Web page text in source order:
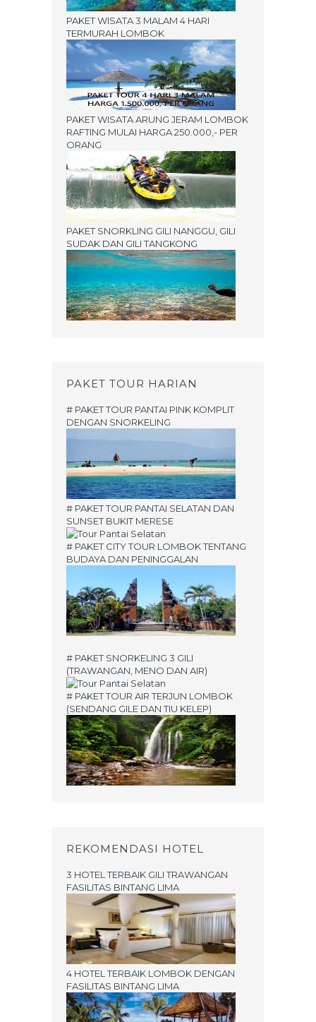
PAKET WISATA 3 MALAM 4 HARI
TERMURAH LOMBOK
PAKET WISATA ARUNG JERAM LOMBOK
RAFTING MULAI HARGA 250.000,- PER
ORANG
PAKET SNORKLING GILI NANGGU, GILI
SUDAK DAN GILI TANGKONG
PAKET TOUR HARIAN
# PAKET TOUR PANTAI PINK KOMPLIT
DENGAN SNORKELING
# PAKET TOUR PANTAI SELATAN DAN
SUNSET BUKIT MERESE
# PAKET CITY TOUR LOMBOK TENTANG
BUDAYA DAN PENINGGALAN
# PAKET SNORKELING 3 GILI
(TRAWANGAN, MENO DAN AIR)
# PAKET TOUR AIR TERJUN LOMBOK
(SENDANG GILE DAN TIU KELEP)
REKOMENDASI HOTEL
3 HOTEL TERBAIK GILI TRAWANGAN
FASILITAS BINTANG LIMA
4 HOTEL TERBAIK LOMBOK DENGAN
FASILITAS BINTANG LIMA